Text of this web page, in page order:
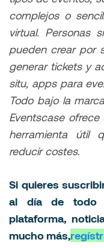
complejos o
virtual. Personas
pueden crear por
generar tickets y
situ, apps para
Todo bajo la
Eventscase
herramienta útil
reducir costes.
Si quieres
al día de todo
plataforma,
mucho más,